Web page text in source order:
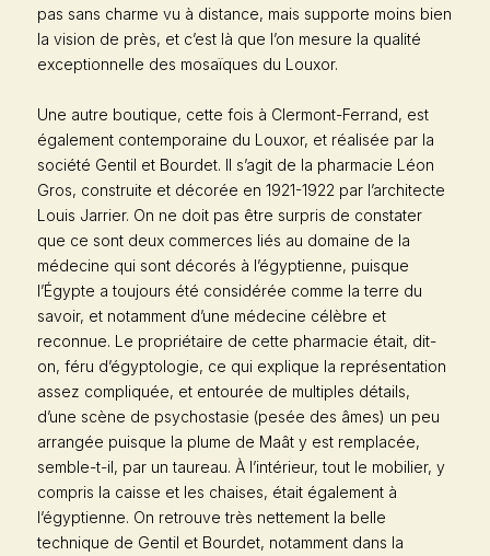
pas sans charme vu à distance, mais supporte moins bien
la vision de près, et c’est là que l’on mesure la qualité
exceptionnelle des mosaïques du Louxor.
Une autre boutique, cette fois à Clermont-Ferrand, est
également contemporaine du Louxor, et réalisée par la
société Gentil et Bourdet. Il s’agit de la pharmacie Léon
Gros, construite et décorée en 1921-1922 par l’architecte
Louis Jarrier. On ne doit pas être surpris de constater
que ce sont deux commerces liés au domaine de la
médecine qui sont décorés à l’égyptienne, puisque
l’Égypte a toujours été considérée comme la terre du
savoir, et notamment d’une médecine célèbre et
reconnue. Le propriétaire de cette pharmacie était, dit-
on, féru d’égyptologie, ce qui explique la représentation
assez compliquée, et entourée de multiples détails,
d’une scène de psychostasie (pesée des âmes) un peu
arrangée puisque la plume de Maât y est remplacée,
semble-t-il, par un taureau. À l’intérieur, tout le mobilier, y
compris la caisse et les chaises, était également à
l’égyptienne. On retrouve très nettement la belle
technique de Gentil et Bourdet, notamment dans la